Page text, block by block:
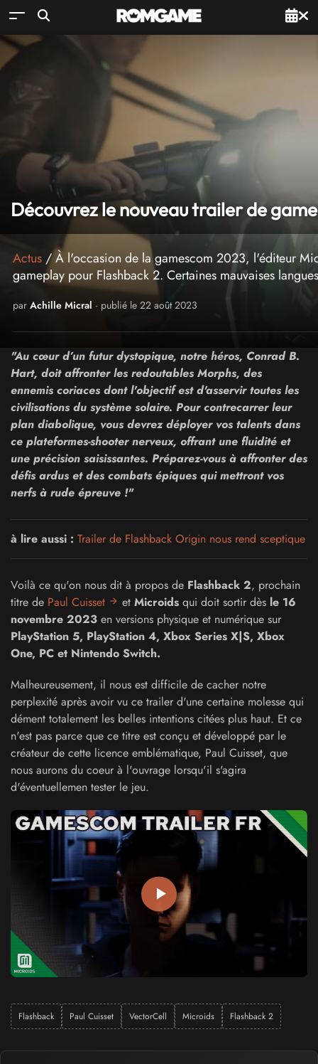
Découvrez le nouveau trailer de
Actus / À l'occasion de la gamescom 2023, l'éditeur
gameplay pour Flashback 2. Certaines mauvaises
par Achille Micral · publié le 22 août 2023
"Au cœur d’un futur dystopique, notre héros, Conrad B.
Hart, doit affronter les redoutables Morphs, des
ennemis coriaces dont l'objectif est d'asservir toutes les
civilisations du système solaire. Pour contrecarrer leur
plan diabolique, vous devrez déployer vos talents dans
ce plateformes-shooter nerveux, offrant une fluidité et
une précision saisissantes. Préparez-vous à affronter des
défis ardus et des combats épiques qui mettront vos
nerfs à rude épreuve !"
à lire aussi : Trailer de Flashback Origin nous rend sceptique
Voilà ce qu'on nous dit à propos de Flashback 2, prochain
titre de Paul Cuisset et Microids qui doit sortir dès le 16
novembre 2023 en versions physique et numérique sur
PlayStation 5, PlayStation 4, Xbox Series X|S, Xbox
One, PC et Nintendo Switch.
Malheureusement, il nous est difficile de cacher notre
perplexité après avoir vu ce trailer d'une certaine molesse qui
dément totalement les belles intentions citées plus haut. Et ce
n'est pas parce que ce titre est conçu et développé par le
créateur de cette licence emblématique, Paul Cuisset, que
nous aurons du coeur à l'ouvrage lorsqu'il s'agira
d'éventuellemen tester le jeu.
Flashback Paul Cuisset VectorCell Microids Flashback 2